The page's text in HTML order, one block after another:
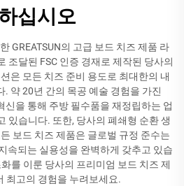
십시오
GREATSUN의 고급 보드 치즈 제품 라
조달된 FSC 인증 경재로 제작된 당사의
은 모든 치즈 준비 용도로 최대한의 내
. 약 20년 간의 목공 예술 경험을 가진
신을 통해 주방 필수품을 재정립하는 업
있습니다. 또한, 당사의 폐쇄형 순환 생
보드 치즈 제품은 글로벌 규정 준수는
속되는 실용성을 완벽하게 갖추고 있습
를 이룬 당사의 프리미엄 보드 치즈 제
최고의 경험을 누려보세요.